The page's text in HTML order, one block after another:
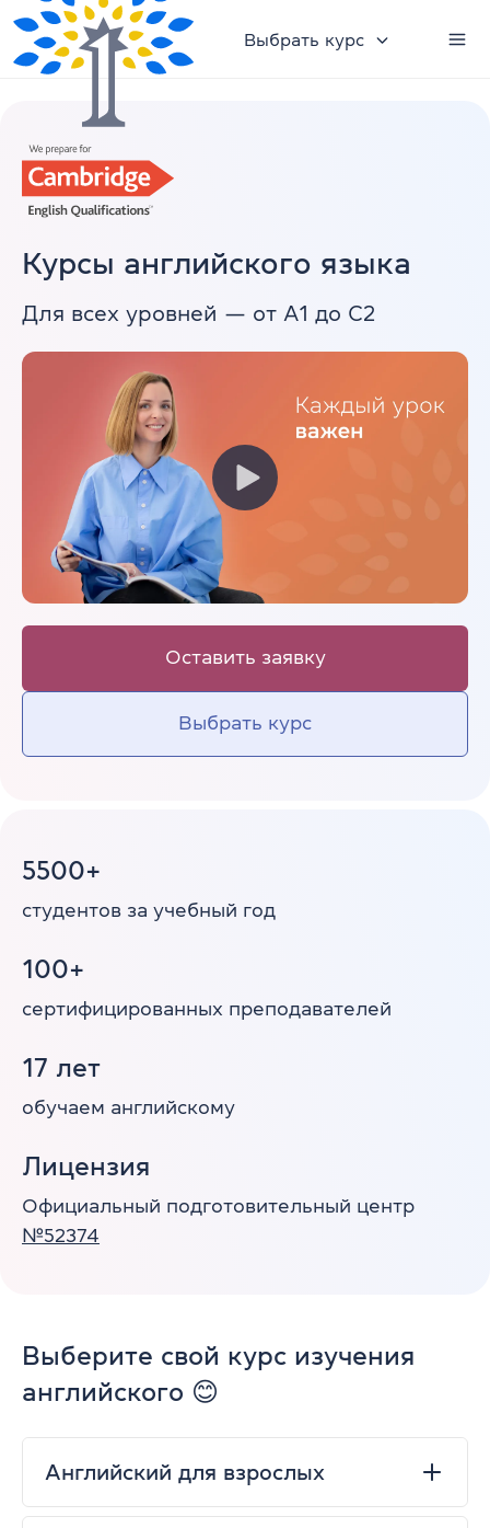
Выбрать курс
Курсы английского языка
Для всех уровней — от А1 до С2
Оставить заявку
Выбрать курс
5500+
студентов за учебный год
100+
сертифицированных преподавателей
17 лет
обучаем английскому
Лицензия
Официальный подготовительный центр
№52374
Выберите свой курс изучения
английского 😊
Английский для взрослых